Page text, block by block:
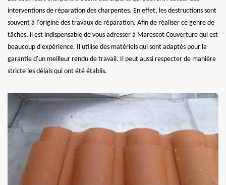
interventions de réparation des charpentes. En effet, les destructions sont
souvent à l'origine des travaux de réparation. Afin de réaliser ce genre de
tâches, il est indispensable de vous adresser à Marescot Couverture qui est
beaucoup d'expérience. Il utilise des matériels qui sont adaptés pour la
garantie d'un meilleur rendu de travail. Il peut aussi respecter de manière
stricte les délais qui ont été établis.